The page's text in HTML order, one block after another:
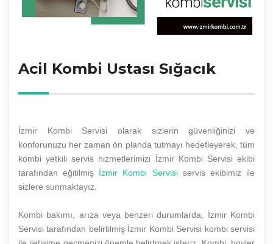
Acil Kombi Ustası Sığacık
İzmir Kombi Servisi olarak sizlerin güvenliğinizi ve
konforunuzu her zaman ön planda tutmayı hedefleyerek, tüm
kombi yetkili servis hizmetlerimizi İzmir Kombi Servisi ekibi
tarafından eğitilmiş İzmir Kombi Servisiservis ekibimiz ile
sizlere sunmaktayız.
Kombi bakımı, arıza veya benzeri durumlarda, İzmir Kombi
Servisi tarafından belirtilmiş İzmir Kombi Servisi kombi servisi